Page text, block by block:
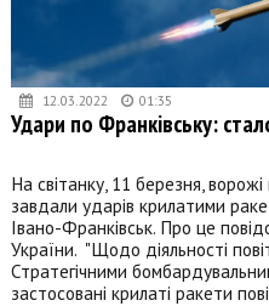
12.03.2022 01:35
Удари по Франківську:
На світанку, 11 березня,
завдали ударів крилатими
Івано-Франківськ. Про це
України. "Щодо діяльності
Стратегічними
застосовані крилаті ракети